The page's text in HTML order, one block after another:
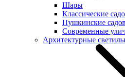
Шары
Классические
Пушкинские
Современные
Архитектурные